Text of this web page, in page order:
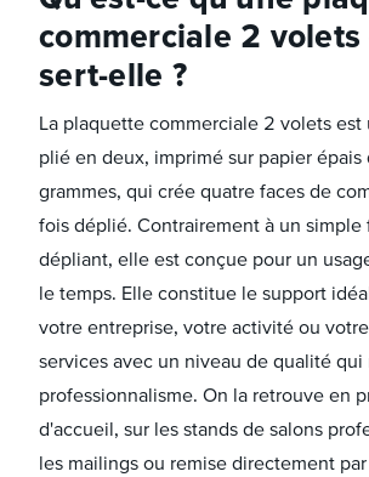
commerciale 2
sert-elle ?
La plaquette commerciale 2 volets est
plié en deux, imprimé sur papier
grammes, qui crée quatre faces de
fois déplié. Contrairement à un simple
dépliant, elle est conçue pour un
le temps. Elle constitue le support
votre entreprise, votre activité ou
services avec un niveau de qualité
professionnalisme. On la retrouve en
d'accueil, sur les stands de salons
les mailings ou remise directement